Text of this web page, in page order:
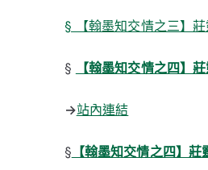
§ 【翰墨知交情之三】莊
§ 【翰墨知交情之四】
→站內連結
§ 【翰墨知交情之四】莊